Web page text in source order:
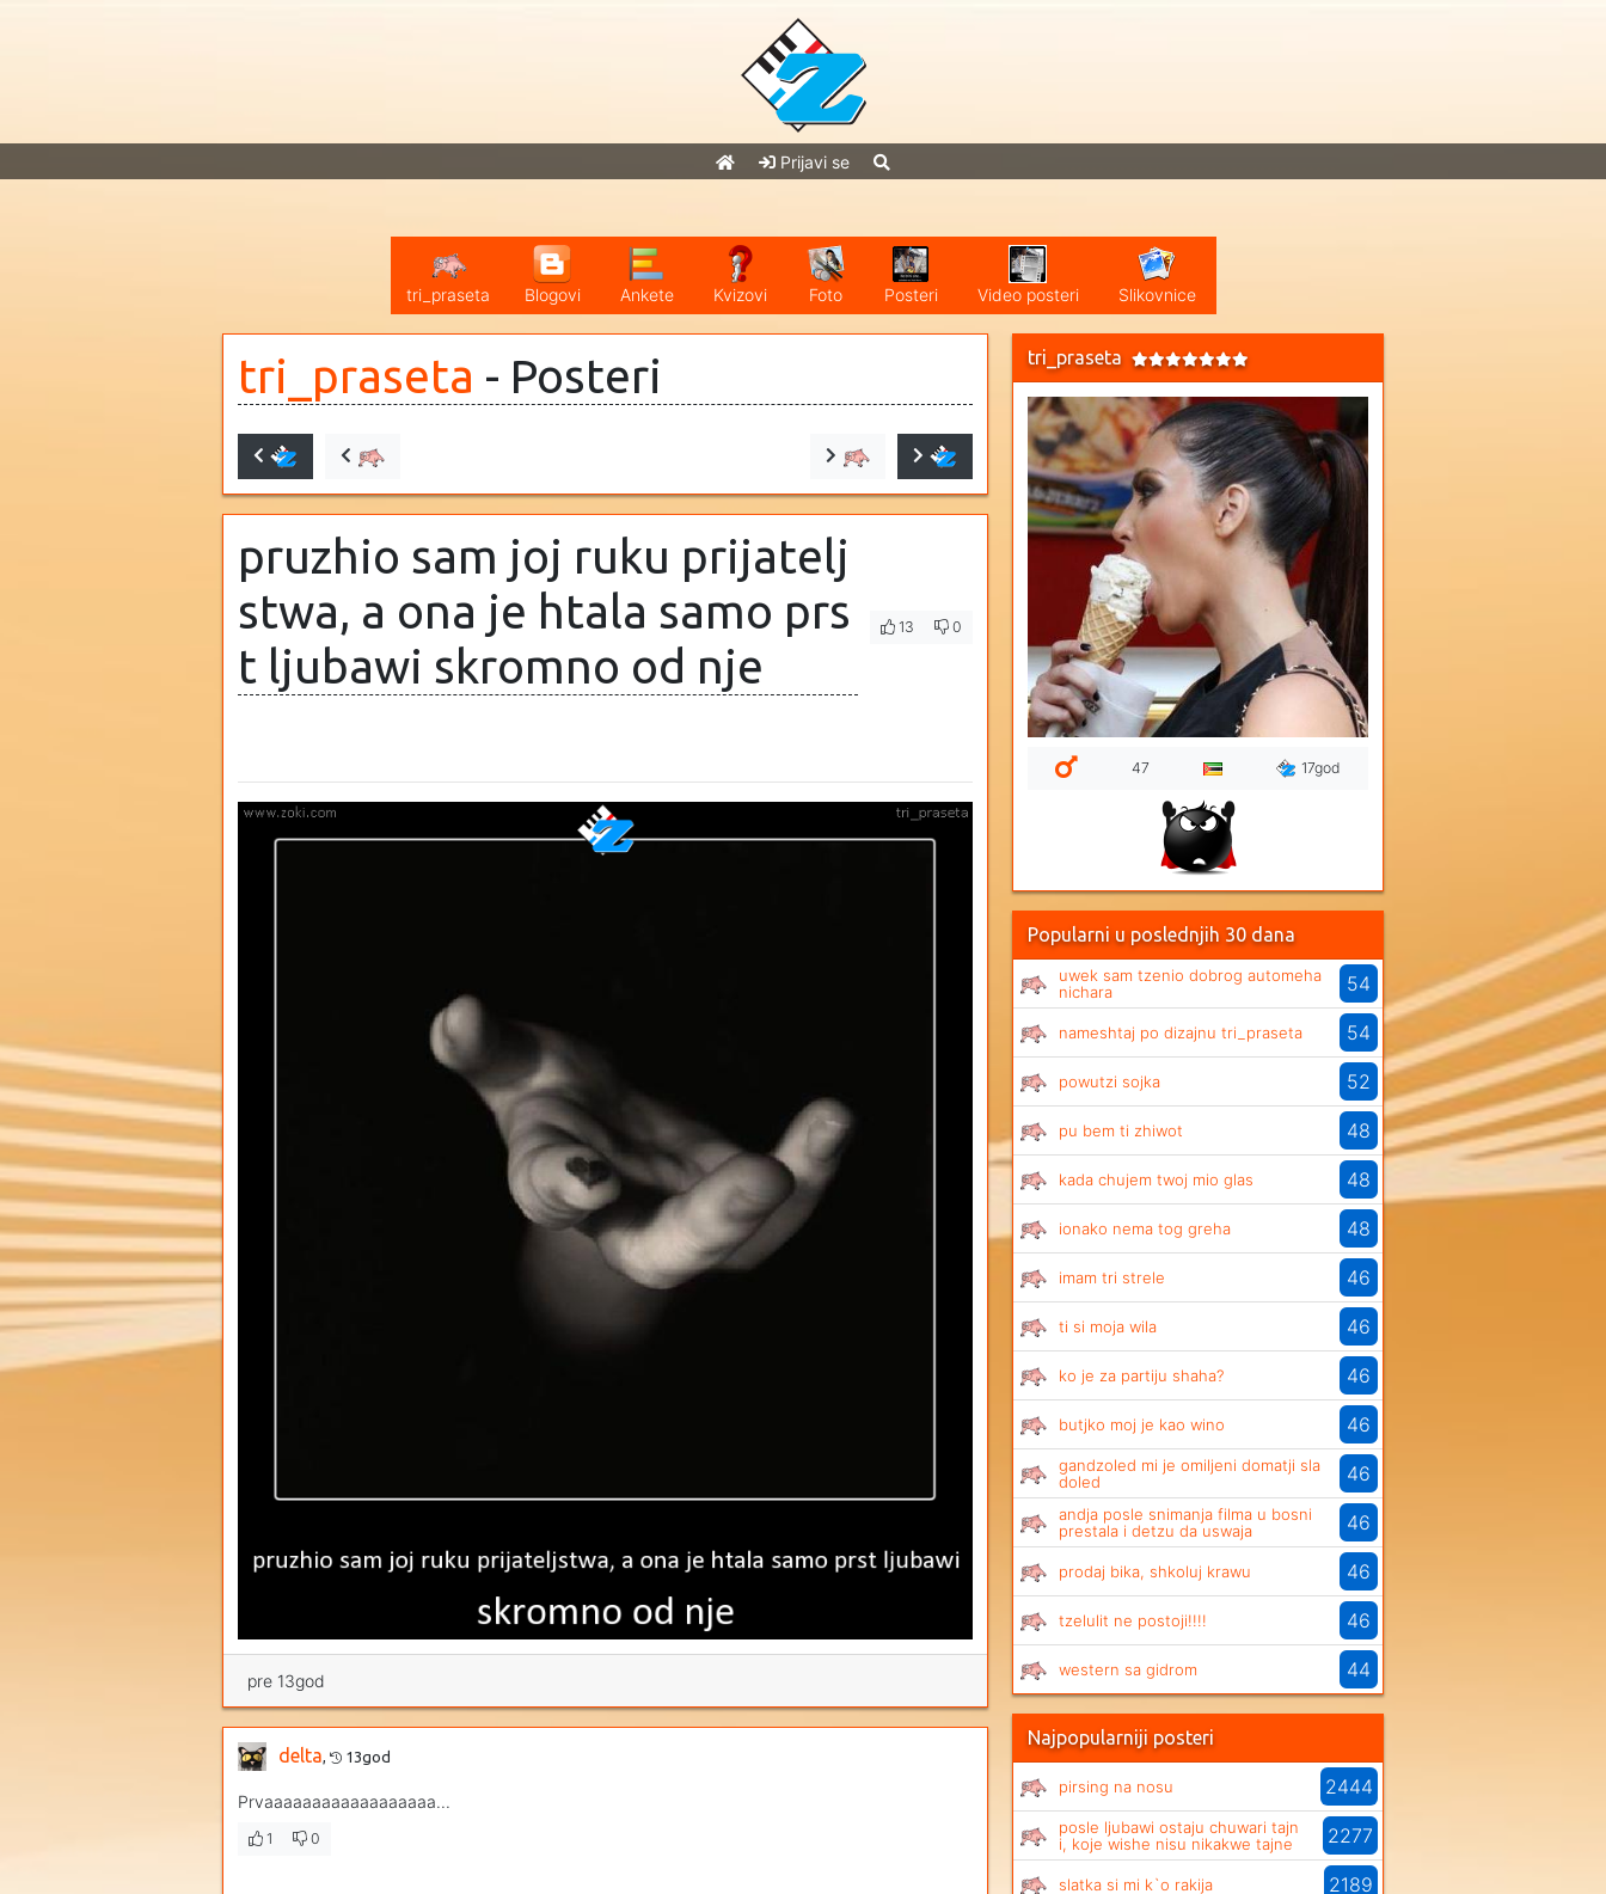
Prijavi se
tri_praseta Blogovi Ankete Kvizovi Foto Posteri Video posteri Slikovnice
tri_praseta - Posteri
pruzhio sam joj ruku prijatelj
stwa, a ona je htala samo prs
t ljubawi skromno od nje
13 0
pre 13god
delta, 13god
Prvaaaaaaaaaaaaaaaaaa...
1 0
tri_praseta
47 17god
Popularni u poslednjih 30 dana
uwek sam tzenio dobrog automeha
nichara
54
nameshtaj po dizajnu tri_praseta 54
powutzi sojka 52
pu bem ti zhiwot 48
kada chujem twoj mio glas 48
ionako nema tog greha 48
imam tri strele 46
ti si moja wila 46
ko je za partiju shaha? 46
butjko moj je kao wino 46
gandzoled mi je omiljeni domatji sla
doled
46
andja posle snimanja filma u bosni
prestala i detzu da uswaja
46
prodaj bika, shkoluj krawu 46
tzelulit ne postoji!!!! 46
western sa gidrom 44
Najpopularniji posteri
pirsing na nosu 2444
posle ljubawi ostaju chuwari tajn
i, koje wishe nisu nikakwe tajne
2277
slatka si mi k`o rakija 2189